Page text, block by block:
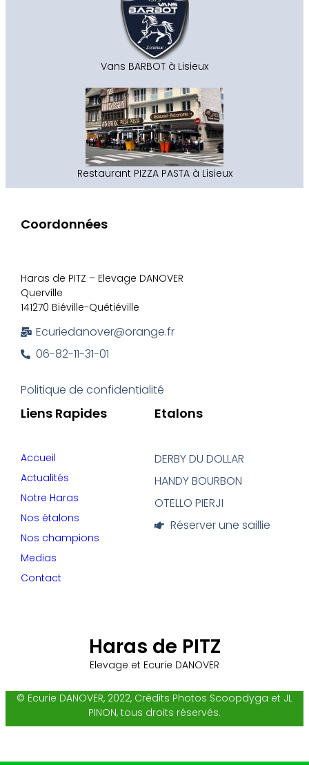
Vans BARBOT à Lisieux
Restaurant PIZZA PASTA à Lisieux
Haras de PITZ
Elevage et Ecurie DANOVER
Etalons
DERBY DU DOLLAR
HANDY BOURBON
OTELLO PIERJI
Réserver une saillie
Liens Rapides
Accueil
Actualités
Notre Haras
Nos étalons
Nos champions
Medias
Contact
Coordonnées
Haras de PITZ – Elevage DANOVER
Querville
141270 Biéville-Quétiéville
Ecuriedanover@orange.fr
06-82-11-31-01
Politique de confidentialité
© Ecurie DANOVER, 2022, Crédits Photos Scoopdyga et JL
PINON, tous droits réservés.